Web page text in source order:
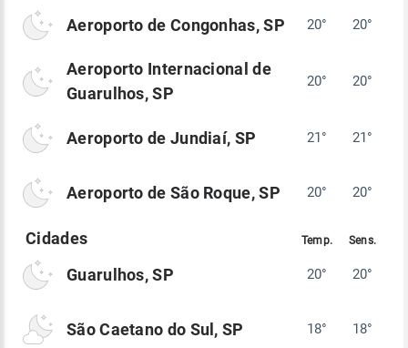
Aeroporto de Congonhas, SP 20° 20°
Aeroporto Internacional de
Guarulhos, SP
20° 20°
Aeroporto de Jundiaí, SP 21° 21°
Aeroporto de São Roque, SP 20° 20°
Guarulhos, SP 20° 20°
São Caetano do Sul, SP 18° 18°